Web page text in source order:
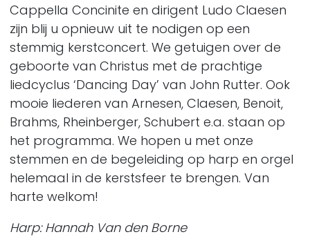
Cappella Concinite en dirigent Ludo Claesen
zijn blij u opnieuw uit te nodigen op een
stemmig kerstconcert. We getuigen over de
geboorte van Christus met de prachtige
liedcyclus ‘Dancing Day’ van John Rutter. Ook
mooie liederen van Arnesen, Claesen, Benoit,
Brahms, Rheinberger, Schubert e.a. staan op
het programma. We hopen u met onze
stemmen en de begeleiding op harp en orgel
helemaal in de kerstsfeer te brengen. Van
harte welkom!
Harp: Hannah Van den Borne